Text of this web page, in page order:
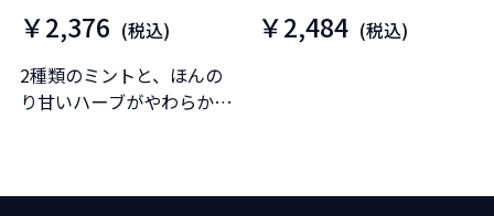
￥2,376 (税込)
2種類のミントと、ほんの
り甘いハーブがやわらかい
￥2,484 (税込)